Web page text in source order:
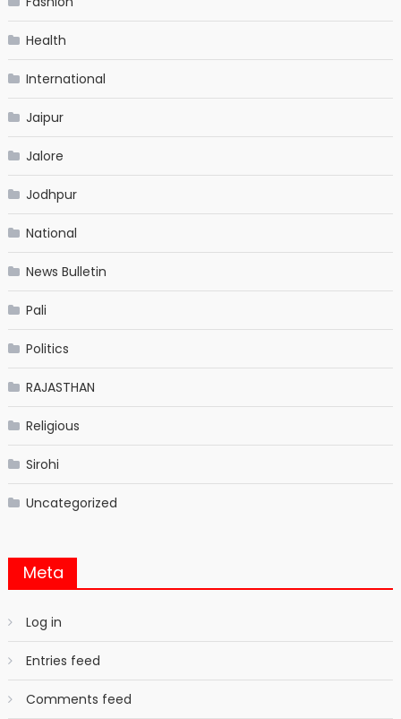
Health
International
Jaipur
Jalore
Jodhpur
National
News Bulletin
Pali
Politics
RAJASTHAN
Religious
Sirohi
Uncategorized
Meta
Log in
Entries feed
Comments feed